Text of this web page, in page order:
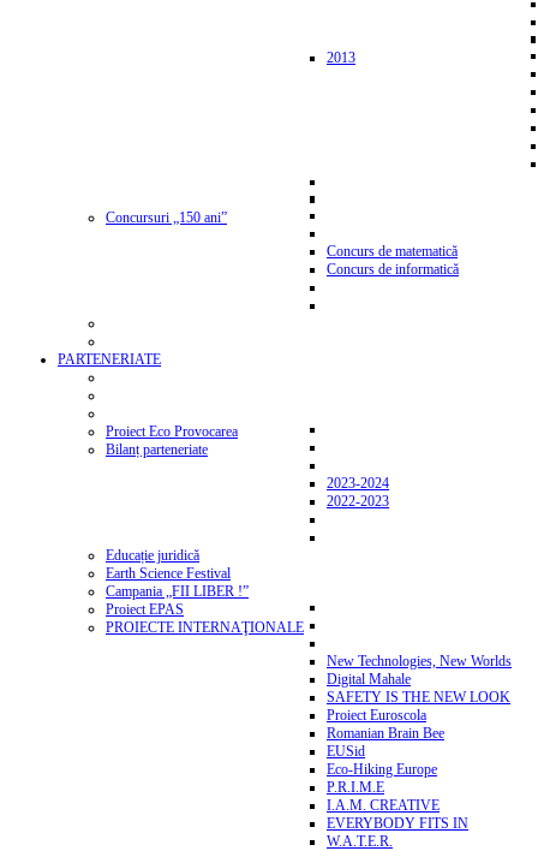
2013
Concursuri „150 ani”
Concurs de matematică
Concurs de informatică
PARTENERIATE
Proiect Eco Provocarea
Bilanț parteneriate
2023-2024
2022-2023
Educație juridică
Earth Science Festival
Campania „FII LIBER !”
Proiect EPAS
PROIECTE INTERNAŢIONALE
New Technologies, New Worlds
Digital Mahale
SAFETY IS THE NEW LOOK
Proiect Euroscola
Romanian Brain Bee
EUSid
Eco-Hiking Europe
P.R.I.M.E
I.A.M. CREATIVE
EVERYBODY FITS IN
W.A.T.E.R.